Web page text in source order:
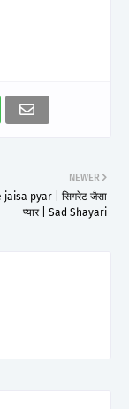
NEWER
jaisa pyar | सिगरेट जैसा
प्यार | Sad Shayari